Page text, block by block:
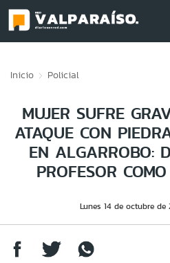
Inicio Policial
MUJER SUFRE
ATAQUE CON
EN ALGARROBO:
PROFESOR
Lunes 14 de octubre de